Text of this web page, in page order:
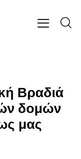
Βραδιά
δομών
μας